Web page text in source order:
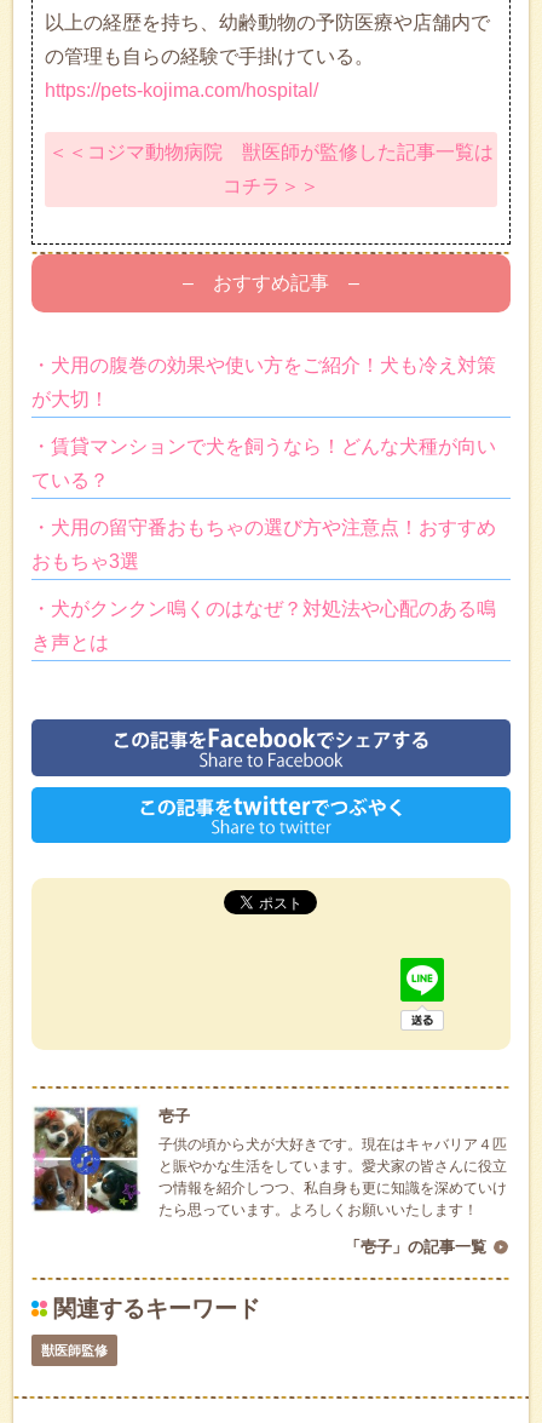
以上の経歴を持ち、幼齢動物の予防医療や店舗内で
の管理も自らの経験で手掛けている。
https://pets-kojima.com/hospital/
＜＜コジマ動物病院 獣医師が監修した記事一覧は
コチラ＞＞
– おすすめ記事 –
・犬用の腹巻の効果や使い方をご紹介！犬も冷え対策
が大切！
・賃貸マンションで犬を飼うなら！どんな犬種が向い
ている？
・犬用の留守番おもちゃの選び方や注意点！おすすめ
おもちゃ3選
・犬がクンクン鳴くのはなぜ？対処法や心配のある鳴
き声とは
壱子
子供の頃から犬が大好きです。現在はキャバリア４匹
と賑やかな生活をしています。愛犬家の皆さんに役立
つ情報を紹介しつつ、私自身も更に知識を深めていけ
たら思っています。よろしくお願いいたします！
「壱子」の記事一覧
関連するキーワード
獣医師監修